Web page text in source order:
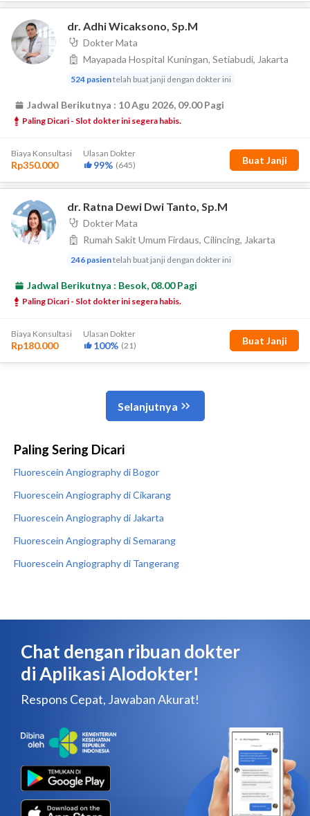
Paling Sering Dicari
Fluorescein Angiography di Bogor
Fluorescein Angiography di Cikarang
Fluorescein Angiography di Jakarta
Fluorescein Angiography di Semarang
Fluorescein Angiography di Tangerang